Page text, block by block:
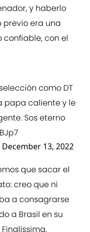
y haberlo
previo era una
con el
como DT
papa caliente y le
Sos eterno
December 13, 2022
que sacar el
creo que ni
a consagrarse
a Brasil en su